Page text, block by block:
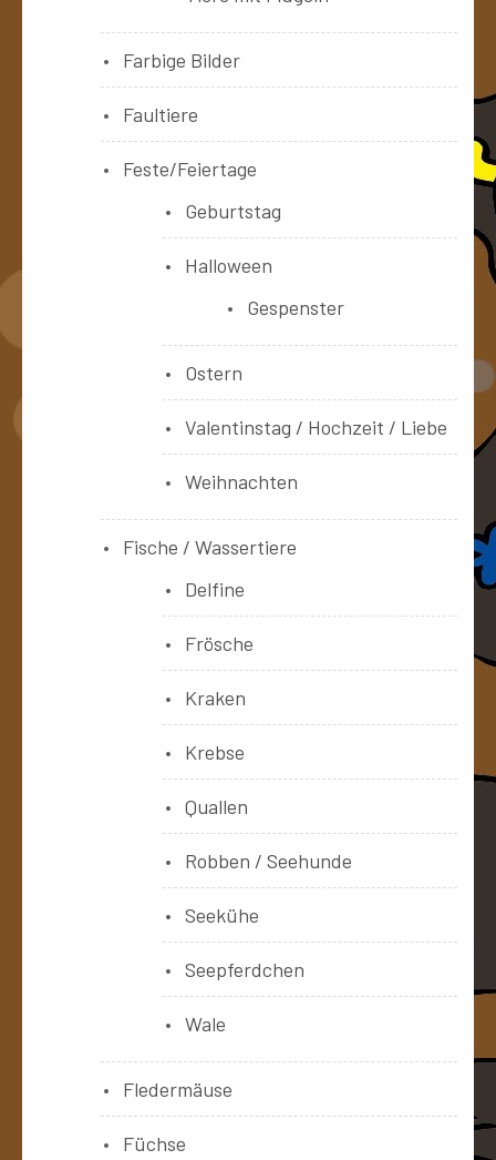
Farbige Bilder
Faultiere
Feste/Feiertage
Geburtstag
Halloween
Gespenster
Ostern
Valentinstag / Hochzeit / Liebe
Weihnachten
Fische / Wassertiere
Delfine
Frösche
Kraken
Krebse
Quallen
Robben / Seehunde
Seekühe
Seepferdchen
Wale
Fledermäuse
Füchse